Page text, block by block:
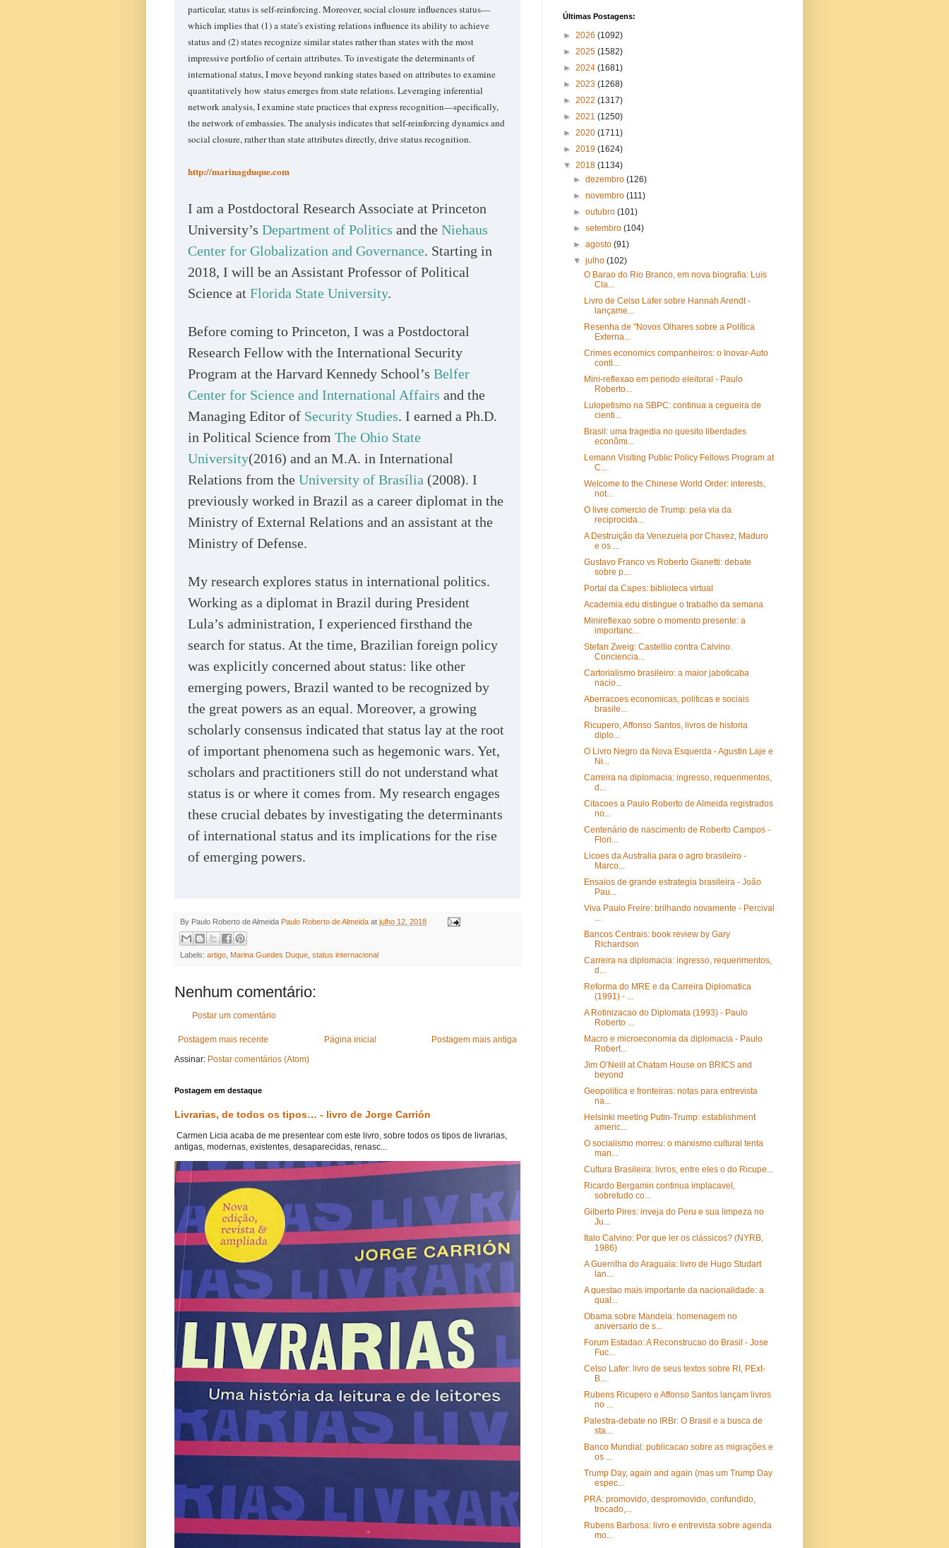
particular, status is self-reinforcing. Moreover, social closure influences status—
which implies that (1) a state's existing relations influence its ability to achieve
status and (2) states recognize similar states rather than states with the most
impressive portfolio of certain attributes. To investigate the determinants of
international status, I move beyond ranking states based on attributes to examine
quantitatively how status emerges from state relations. Leveraging inferential
network analysis, I examine state practices that express recognition—specifically,
the network of embassies. The analysis indicates that self-reinforcing dynamics and
social closure, rather than state attributes directly, drive status recognition.
http://marinagduque.com
I am a Postdoctoral Research Associate at Princeton
University’sDepartment of Politics and theNiehaus
Center for Globalization and Governance. Starting in
2018, I will be an Assistant Professor of Political
Science atFlorida State University.
Before coming to Princeton, I was a Postdoctoral
Research Fellow with the International Security
Program at the Harvard Kennedy School’sBelfer
Center for Science and International Affairs and the
Managing Editor of Security Studies. I earned a Ph.D.
in Political Science fromThe Ohio State
University(2016) and an M.A. in International
Relations from theUniversity of Brasília (2008). I
previously worked in Brazil as a career diplomat in the
Ministry of External Relations and an assistant at the
Ministry of Defense.
My research explores status in international politics.
Working as a diplomat in Brazil during President
Lula’s administration, I experienced firsthand the
search for status. At the time, Brazilian foreign policy
was explicitly concerned about status: like other
emerging powers, Brazil wanted to be recognized by
the great powers as an equal. Moreover, a growing
scholarly consensus indicated that status lay at the root
of important phenomena such as hegemonic wars. Yet,
scholars and practitioners still do not understand what
status is or where it comes from. My research engages
these crucial debates by investigating the determinants
of international status and its implications for the rise
of emerging powers.
By Paulo Roberto de Almeida Paulo Roberto de Almeida at julho 12, 2018
Labels: artigo Marina Guedes Duque status internacional
Nenhum comentário:
Postar um comentário
Postagem mais recente Postagem mais antiga
Página inicial
Assinar: Postar comentários (Atom)
Postagem em destaque
Livrarias, de todos os tipos… - livro de Jorge Carrión
Carmen Licia acaba de me presentear com este livro, sobre todos os tipos de livrarias,
antigas, modernas, existentes, desaparecidas, renasc...
Últimas Postagens:
► 2026 (1092)
► 2025 (1582)
► 2024 (1681)
► 2023 (1268)
► 2022 (1317)
► 2021 (1250)
► 2020 (1711)
► 2019 (1624)
▼ 2018 (1134)
►dezembro(126)
►novembro(111)
►outubro(101)
►setembro(104)
►agosto(91)
▼julho(102)
O Barao do Rio Branco, em nova biografia: Luis
Cla...
Livro de Celso Lafer sobre Hannah Arendt -
lançame...
Resenha de "Novos Olhares sobre a Política
Externa...
Crimes economics companheiros: o Inovar-Auto
conti...
Mini-reflexao em periodo eleitoral - Paulo
Roberto...
Lulopetismo na SBPC: continua a cegueira de
cienti...
Brasil: uma tragedia no quesito liberdades
econômi...
Lemann Visiting Public Policy Fellows Program at
C...
Welcome to the Chinese World Order: interests,
not...
O livre comercio de Trump: pela via da
reciprocida...
A Destruição da Venezuela por Chavez, Maduro
e os ...
Gustavo Franco vs Roberto Gianetti: debate
sobre p...
Portal da Capes: biblioteca virtual
Academia.edu distingue o trabalho da semana
Minireflexao sobre o momento presente: a
importanc...
Stefan Zweig: Castellio contra Calvino.
Conciencia...
Cartorialismo brasileiro: a maior jaboticaba
nacio...
Aberracoes economicas, politicas e sociais
brasile...
Ricupero, Affonso Santos, livros de historia
diplo...
O Livro Negro da Nova Esquerda - Agustin Laje e
Ni...
Carreira na diplomacia: ingresso, requerimentos,
d...
Citacoes a Paulo Roberto de Almeida registrados
no...
Centenário de nascimento de Roberto Campos -
Flori...
Licoes da Australia para o agro brasileiro -
Marco...
Ensaios de grande estrategia brasileira - João
Pau...
Viva Paulo Freire: brilhando novamente - Percival
...
Bancos Centrais: book review by Gary
Richardson
Carreira na diplomacia: ingresso, requerimentos,
d...
Reforma do MRE e da Carreira Diplomatica
(1991) - ...
A Rotinizacao do Diplomata (1993) - Paulo
Roberto ...
Macro e microeconomia da diplomacia - Paulo
Robert...
Jim O’Neill at Chatam House on BRICS and
beyond
Geopolitica e fronteiras: notas para entrevista
na...
Helsinki meeting Putin-Trump: establishment
americ...
O socialismo morreu: o marxismo cultural tenta
man...
Cultura Brasileira: livros, entre eles o do Ricupe...
Ricardo Bergamin continua implacavel,
sobretudo co...
Gilberto Pires: inveja do Peru e sua limpeza no
Ju...
Italo Calvino: Por que ler os clássicos? (NYRB,
1986)
A Guerrilha do Araguaia: livro de Hugo Studart
lan...
A questao mais importante da nacionalidade: a
qual...
Obama sobre Mandela: homenagem no
aniversario de s...
Forum Estadao: A Reconstrucao do Brasil - Jose
Fuc...
Celso Lafer: livro de seus textos sobre RI, PExt-
B...
Rubens Ricupero e Affonso Santos lançam livros
no ...
Palestra-debate no IRBr: O Brasil e a busca de
sta...
Banco Mundial: publicacao sobre as migrações e
os ...
Trump Day, again and again (mas um Trump Day
espec...
PRA: promovido, despromovido, confundido,
trocado,...
Rubens Barbosa: livro e entrevista sobre agenda
mo...